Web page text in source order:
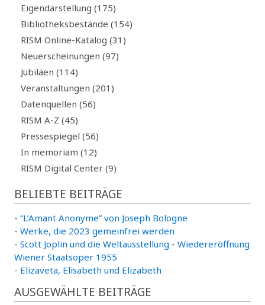
Eigendarstellung (175)
Bibliotheksbestände (154)
RISM Online-Katalog (31)
Neuerscheinungen (97)
Jubiläen (114)
Veranstaltungen (201)
Datenquellen (56)
RISM A-Z (45)
Pressespiegel (56)
In memoriam (12)
RISM Digital Center (9)
BELIEBTE BEITRÄGE
- “L’Amant Anonyme” von Joseph Bologne
- Werke, die 2023 gemeinfrei werden
- Scott Joplin und die Weltausstellung - Wiedereröffnung
Wiener Staatsoper 1955
- Elizaveta, Elisabeth und Elizabeth
AUSGEWÄHLTE BEITRÄGE